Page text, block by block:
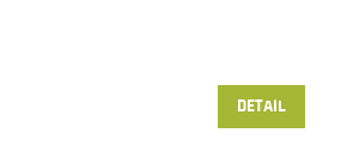
DETAIL